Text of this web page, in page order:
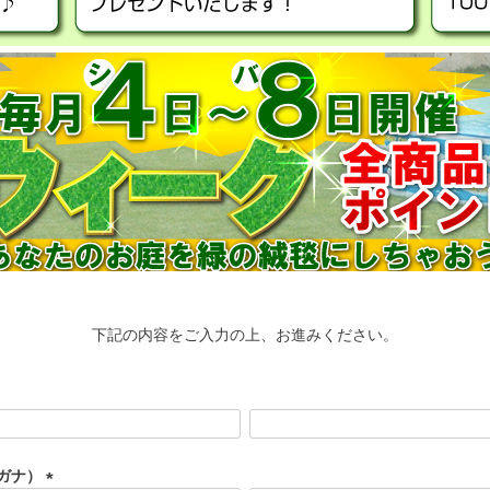
下記の内容をご入力の上、お進みください。
ナ）